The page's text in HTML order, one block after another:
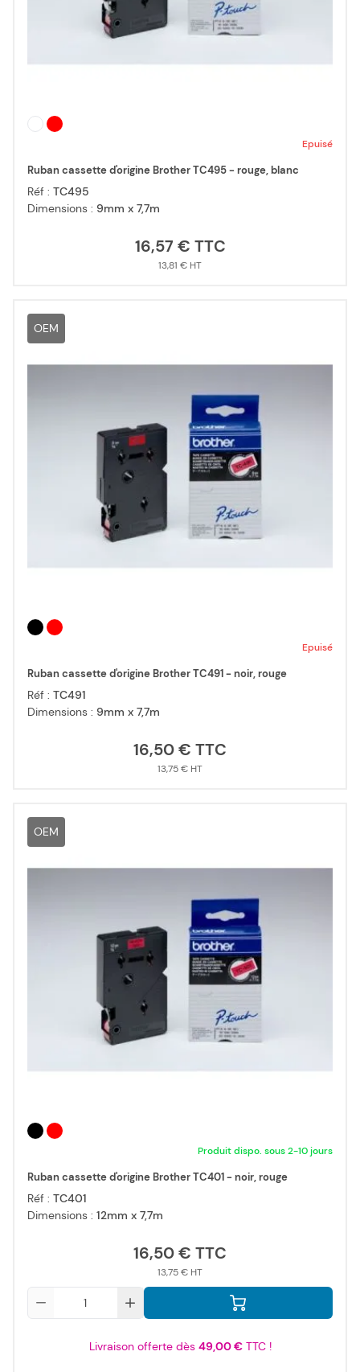
Epuisé
Ruban cassette d'origine Brother TC495 - rouge, blanc
Réf : TC495
Dimensions : 9mm x 7,7m
16,57 €
13,81 €
OEM
Epuisé
Ruban cassette d'origine Brother TC491 - noir, rouge
Réf : TC491
Dimensions : 9mm x 7,7m
16,50 €
13,75 €
OEM
Produit dispo. sous 2-10 jours
Ruban cassette d'origine Brother TC401 - noir, rouge
Réf : TC401
Dimensions : 12mm x 7,7m
16,50 €
13,75 €
Livraison offerte dès 49,00 €TTC !